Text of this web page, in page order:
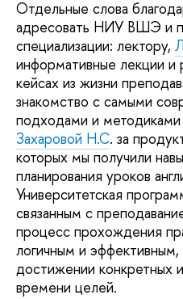
Отдельные слова
адресовать НИУ ВШЭ и
специализации: лектору,
информативные лекции и
кейсах из жизни
знакомство с самыми
подходами и методиками
Захаровой Н.С. за
которых мы получили
планирования уроков
Университетская
связанным с
процесс прохождения
логичным и
достижении конкретных
времени целей.